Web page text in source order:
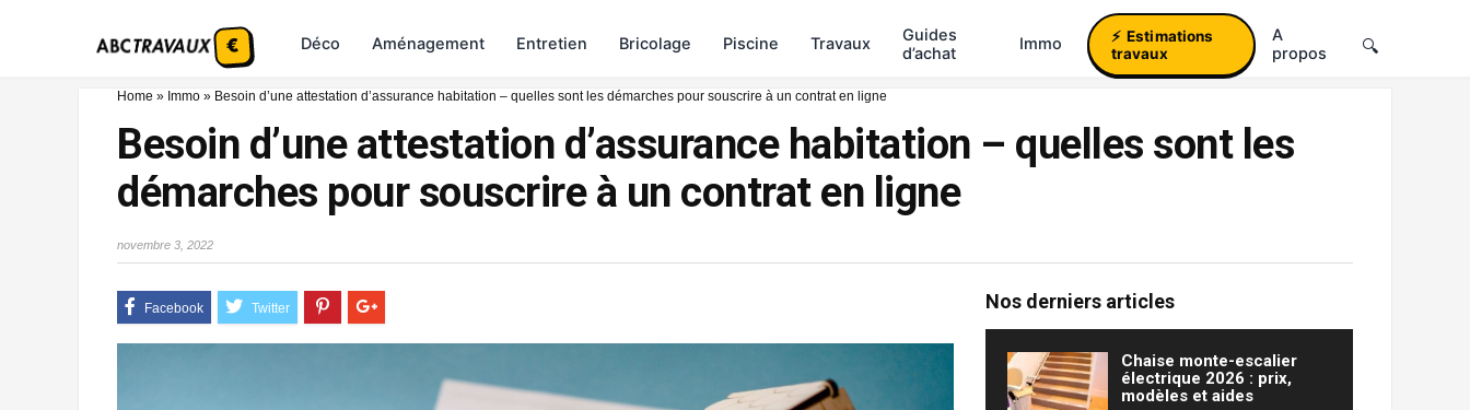
Déco Aménagement Entretien Bricolage Piscine Travaux
Guides
d’achat
Immo
Estimations
travaux
A
propos
Home » Immo » Besoin d’une attestation d’assurance habitation – quelles sont les démarches pour souscrire à un contrat en ligne
Besoin d’une attestation d’assurance habitation – quelles sont les
démarches pour souscrire à un contrat en ligne
novembre 3, 2022
Nos derniers articles
Chaise monte-escalier
électrique 2026 : prix,
modèles et aides